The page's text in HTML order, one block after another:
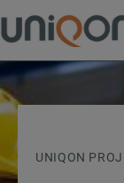
indholdet
UNIQON